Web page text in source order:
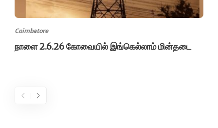
Coimbatore
நாளை 2.6.26 கோவையில் இங்கெல்லாம் மின்தடை